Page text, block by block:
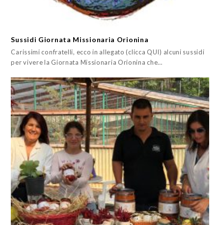
Sussidi Giornata Missionaria Orionina
Carissimi confratelli, ecco in allegato (clicca QUI) alcuni sussidi
per vivere la Giornata Missionaria Orionina che…